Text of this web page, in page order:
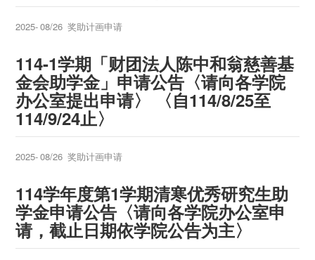
2025-08/26 奖助计画申请
114-1学期「财团法人陈中和翁慈善基
金会助学金」申请公告〈请向各学院
办公室提出申请〉 〈自114/8/25至
114/9/24止〉
2025-08/26 奖助计画申请
114学年度第1学期清寒优秀研究生助
学金申请公告 〈请向各学院办公室申
请，截止日期依学院公告为主〉